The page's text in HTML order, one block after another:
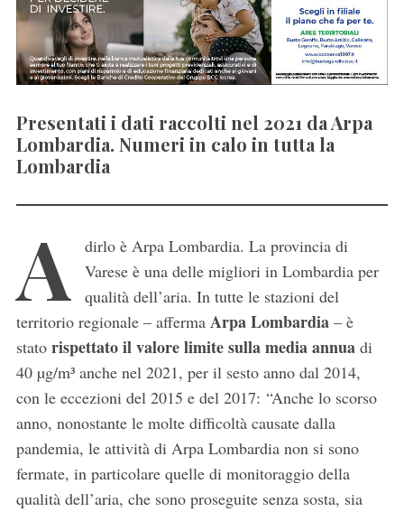
Presentati i dati raccolti nel 2021 da Arpa
Lombardia. Numeri in calo in tutta la
Lombardia
A
dirlo è Arpa Lombardia. La provincia di
Varese è una delle migliori in Lombardia per
qualità dell’aria. In tutte le stazioni del
territorio regionale – afferma Arpa Lombardia– è
stato rispettato il valore limite sulla media annuadi
40 µg/m³ anche nel 2021, per il sesto anno dal 2014,
con le eccezioni del 2015 e del 2017: “Anche lo scorso
anno, nonostante le molte difficoltà causate dalla
pandemia, le attività di Arpa Lombardia non si sono
fermate, in particolare quelle di monitoraggio della
qualità dell’aria, che sono proseguite senza sosta, sia